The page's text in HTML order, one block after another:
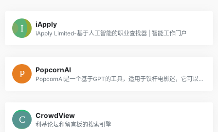
iApply
iApply Limited-基于人工智能的职业查找器 | 智能工作门户
PopcornAI
PopcornAI是一个基于GPT的工具，适用于铁杆电影迷，它可以了解你的建议，并找到你可能错过的电影。在你最喜欢的时间框架和类型中。
CrowdView
利基论坛和留言板的搜索引擎